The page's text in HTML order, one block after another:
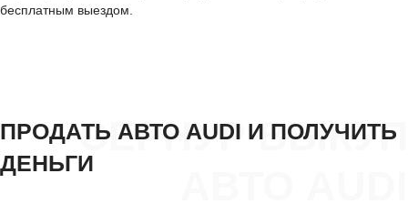
бесплатным выездом.
СЕРНУР ВЫКУП
ПРОДАТЬ АВТО AUDI И ПОЛУЧИТЬ
ДЕНЬГИ